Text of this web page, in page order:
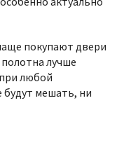
покупают двери
лучше
любой
мешать, ни